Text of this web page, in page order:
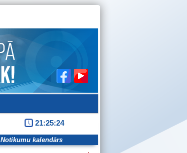
21:25:24
Notikumu kalendārs